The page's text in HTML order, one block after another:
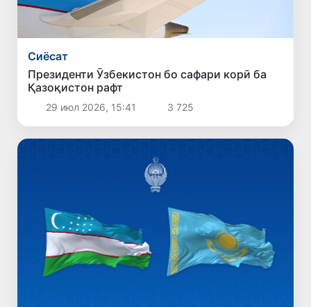
Сиёсат
Президенти Ӯзбекистон бо сафари корӣ ба
Қазоқистон рафт
29 июл 2026, 15:41 3 725